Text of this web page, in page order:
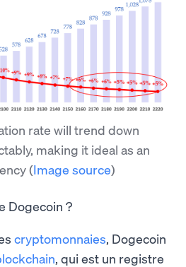
rate will trend down
making it ideal as an
(Image source)
Dogecoin ?
cryptomonnaies, Dogecoin
, qui est un registre